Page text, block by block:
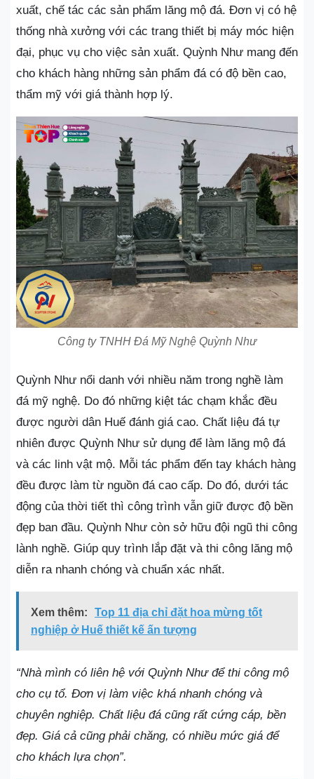
xuất, chế tác các sản phẩm lăng mộ đá. Đơn vị có hệ
thống nhà xưởng với các trang thiết bị máy móc hiện
đại, phục vụ cho việc sản xuất. Quỳnh Như mang đến
cho khách hàng những sản phẩm đá có độ bền cao,
thẩm mỹ với giá thành hợp lý.
Công ty TNHH Đá Mỹ Nghệ Quỳnh Như
Quỳnh Như nổi danh với nhiều năm trong nghề làm
đá mỹ nghệ. Do đó những kiệt tác chạm khắc đều
được người dân Huế đánh giá cao. Chất liệu đá tự
nhiên được Quỳnh Như sử dụng để làm lăng mộ đá
và các linh vật mộ. Mỗi tác phẩm đến tay khách hàng
đều được làm từ nguồn đá cao cấp. Do đó, dưới tác
động của thời tiết thì công trình vẫn giữ được độ bền
đẹp ban đầu. Quỳnh Như còn sở hữu đội ngũ thi công
lành nghề. Giúp quy trình lắp đặt và thi công lăng mộ
diễn ra nhanh chóng và chuẩn xác nhất.
Xem thêm:
Top 11 địa chỉ đặt hoa mừng tốt
nghiệp ở Huế thiết kế ấn tượng
“Nhà mình có liên hệ với Quỳnh Như để thi công mộ
cho cụ tổ. Đơn vị làm việc khá nhanh chóng và
chuyên nghiệp. Chất liệu đá cũng rất cứng cáp, bền
đẹp. Giá cả cũng phải chăng, có nhiều mức giá để
cho khách lựa chọn”.